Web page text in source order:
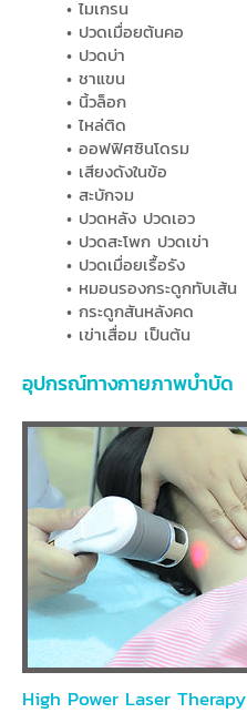
• ไมเกรน
• ปวดเมื่อยต้นคอ
• ปวดบ่า
• ชาแขน
• นิ้วล็อก
• ไหล่ติด
• ออฟฟิศซินโดรม
• เสียงดังในข้อ
• สะบักจม
• ปวดหลัง ปวดเอว
• ปวดสะโพก ปวดเข่า
• ปวดเมื่อยเรื้อรัง
• หมอนรองกระดูกทับเส้น
• กระดูกสันหลังคด
• เข่าเสื่อม เป็นต้น
อุปกรณ์ทางกายภาพบำบัด
High Power Laser Therapy